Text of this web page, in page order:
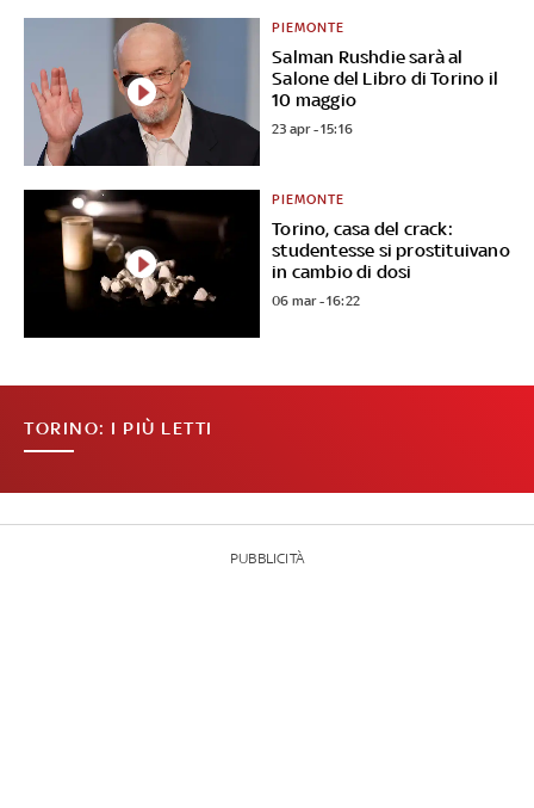
Salman Rushdie sarà al
Salone del Libro di Torino il
10 maggio
PIEMONTE
23 apr - 15:16
Torino, casa del crack:
studentesse si prostituivano
in cambio di dosi
PIEMONTE
06 mar - 16:22
TORINO: I PIÙ LETTI
PUBBLICITÀ